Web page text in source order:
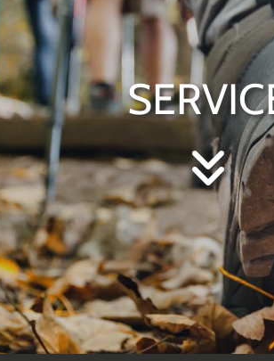
